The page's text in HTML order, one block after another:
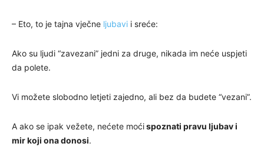
– Eto, to je tajna vječne ljubavi i sreće:
Ako su ljudi “zavezani” jedni za druge, nikada im neće uspjeti
da polete.
Vi možete slobodno letjeti zajedno, ali bez da budete “vezani”.
A ako se ipak vežete, nećete moćispoznati pravu ljubav i
mir koji ona donosi.